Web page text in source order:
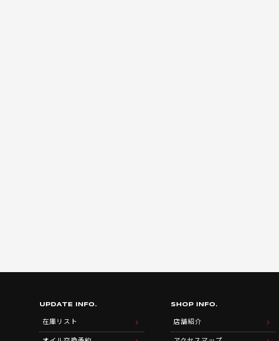
UPDATE INFO.
在庫リスト
SHOP INFO.
店舗紹介